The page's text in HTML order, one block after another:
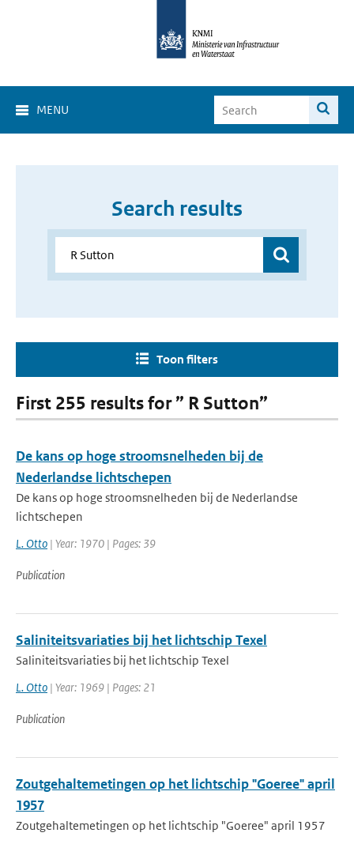
MENU
Search results
Toon filters
First 255 results for ” R Sutton”
De kans op hoge stroomsnelheden bij de
Nederlandse lichtschepen
De kans op hoge stroomsnelheden bij de Nederlandse
lichtschepen
L. Otto | Year: 1970 | Pages: 39
Publication
Saliniteitsvariaties bij het lichtschip Texel
Saliniteitsvariaties bij het lichtschip Texel
L. Otto | Year: 1969 | Pages: 21
Publication
Zoutgehaltemetingen op het lichtschip "Goeree" april
1957
Zoutgehaltemetingen op het lichtschip "Goeree" april 1957